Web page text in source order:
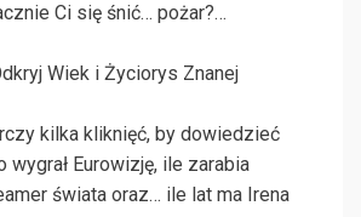
Ci się śnić… pożar?…
Wiek i Życiorys Znanej
kilka kliknięć, by dowiedzieć
wygrał Eurowizję, ile zarabia
świata oraz… ile lat ma Irena